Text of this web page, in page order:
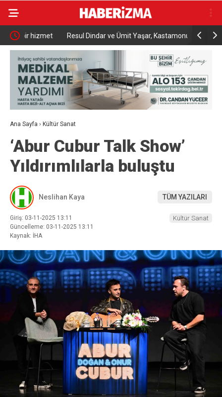
Resul Dindar ve Ümit Yaşar, Kastamonu’da binlerce
vatandaşa unutulmaz bir gece yaşattı
Ana Sayfa › Kültür Sanat
‘Abur Cubur Talk Show’
Yıldırımlılarla buluştu
Neslihan Kaya TÜM YAZILARI
Giriş: 03-11-2025 13:11
Güncelleme: 03-11-2025 13:11
Kaynak: İHA
Kültür Sanat